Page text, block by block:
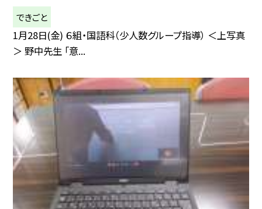
できごと
1月28日(金) ６組・国語科（少人数グループ指導） ＜上写真
＞ 野中先生 「意...